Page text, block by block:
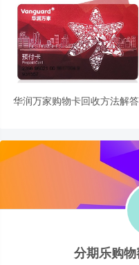
华润万家购物卡回收方法解答
分期乐购